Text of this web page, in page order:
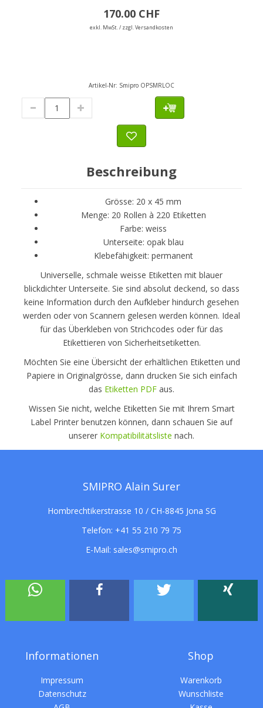
170.00 CHF
exkl. MwSt. / zzgl. Versandkosten
Artikel-Nr: Smipro OPSMRLOC
Beschreibung
Grösse: 20 x 45 mm
Menge: 20 Rollen à 220 Etiketten
Farbe: weiss
Unterseite: opak blau
Klebefähigkeit: permanent
Universelle, schmale weisse Etiketten mit blauer
blickdichter Unterseite. Sie sind absolut deckend, so dass
keine Information durch den Aufkleber hindurch gesehen
werden oder von Scannern gelesen werden können. Ideal
für das Überkleben von Strichcodes oder für das
Etikettieren von Sicherheitsetiketten.
Möchten Sie eine Übersicht der erhältlichen Etiketten und
Papiere in Originalgrösse, dann drucken Sie sich einfach
das Etiketten PDF aus.
Wissen Sie nicht, welche Etiketten Sie mit Ihrem Smart
Label Printer benutzen können, dann schauen Sie auf
unserer Kompatibilitätsliste nach.
SMIPRO Alain Surer
Hombrechtikerstrasse 10 / CH-8845 Jona SG
Telefon: +41 55 210 79 75
E-Mail: sales@smipro.ch
Informationen
Impressum
Datenschutz
Shop
Warenkorb
Wunschliste